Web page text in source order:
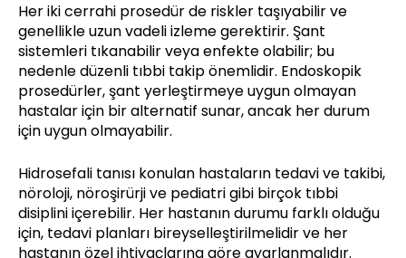
Her iki cerrahi prosedür de riskler taşıyabilir ve
genellikle uzun vadeli izleme gerektirir. Şant
sistemleri tıkanabilir veya enfekte olabilir; bu
nedenle düzenli tıbbi takip önemlidir. Endoskopik
prosedürler, şant yerleştirmeye uygun olmayan
hastalar için bir alternatif sunar, ancak her durum
için uygun olmayabilir.
Hidrosefali tanısı konulan hastaların tedavi ve takibi,
nöroloji, nöroşirürji ve pediatri gibi birçok tıbbi
disiplini içerebilir. Her hastanın durumu farklı olduğu
için, tedavi planları bireyselleştirilmelidir ve her
hastanın özel ihtiyaçlarına göre ayarlanmalıdır.